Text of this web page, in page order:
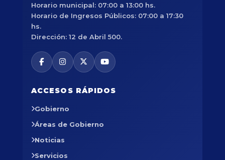
Horario municipal: 07:00 a 13:00 hs.
Horario de Ingresos Públicos: 07:00 a 17:30
hs.
Dirección: 12 de Abril 500.
ACCESOS RÁPIDOS
Gobierno
Áreas de Gobierno
Noticias
Servicios